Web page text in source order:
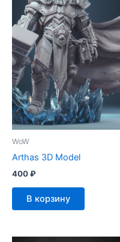
WoW
Arthas 3D Model
400₽
В корзину